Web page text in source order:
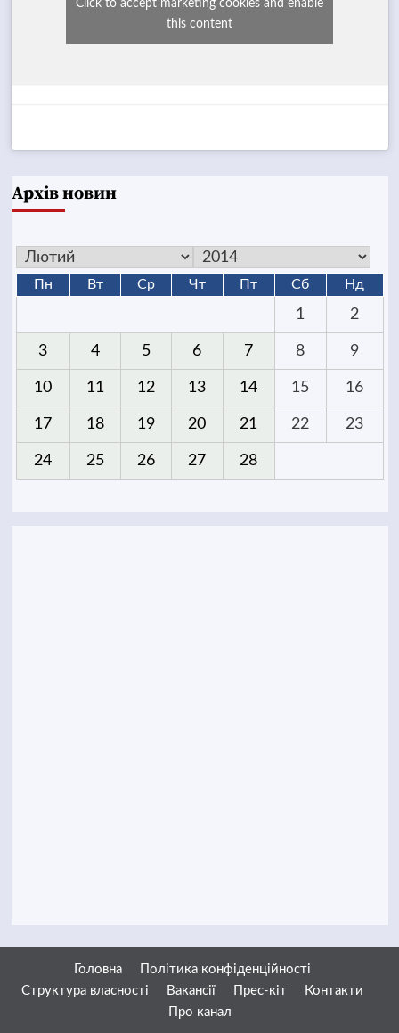
Click to accept marketing cookies and enable
this content
Архів новин
Пн Вт Ср Чт Пт Сб Нд
1 2
3 4 5 6 7 8 9
10 11 12 13 14 15 16
17 18 19 20 21 22 23
24 25 26 27 28
Головна
Політика конфіденційності
Структура власності
Вакансії Прес-кіт
Контакти
Про канал